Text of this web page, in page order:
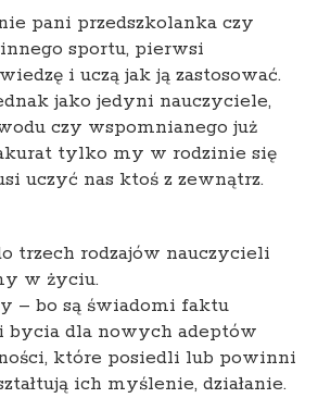
pani przedszkolanka czy
sportu, pierwsi
i uczą jak ją zastosować.
jako jedyni nauczyciele,
czy wspomnianego już
tylko my w rodzinie się
uczyć nas ktoś z zewnątrz.
trzech rodzajów nauczycieli
w życiu.
– bo są świadomi faktu
bycia dla nowych adeptów
które posiedli lub powinni
ich myślenie, działanie.